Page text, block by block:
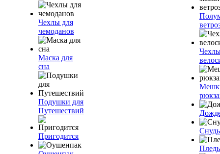
Чехлы для
чемоданов
Маска для
сна
Подушки для
Путешествий
Пригодится